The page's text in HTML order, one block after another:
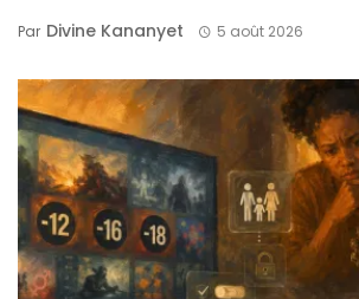
Par Divine Kananyet 5 août 2026